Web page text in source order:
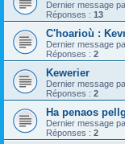
Dernier message
Réponses : 13
C'hoarioù :
Dernier message
Réponses : 2
Kewerier
Dernier message
Réponses : 2
Ha penaos
Dernier message
Réponses : 2